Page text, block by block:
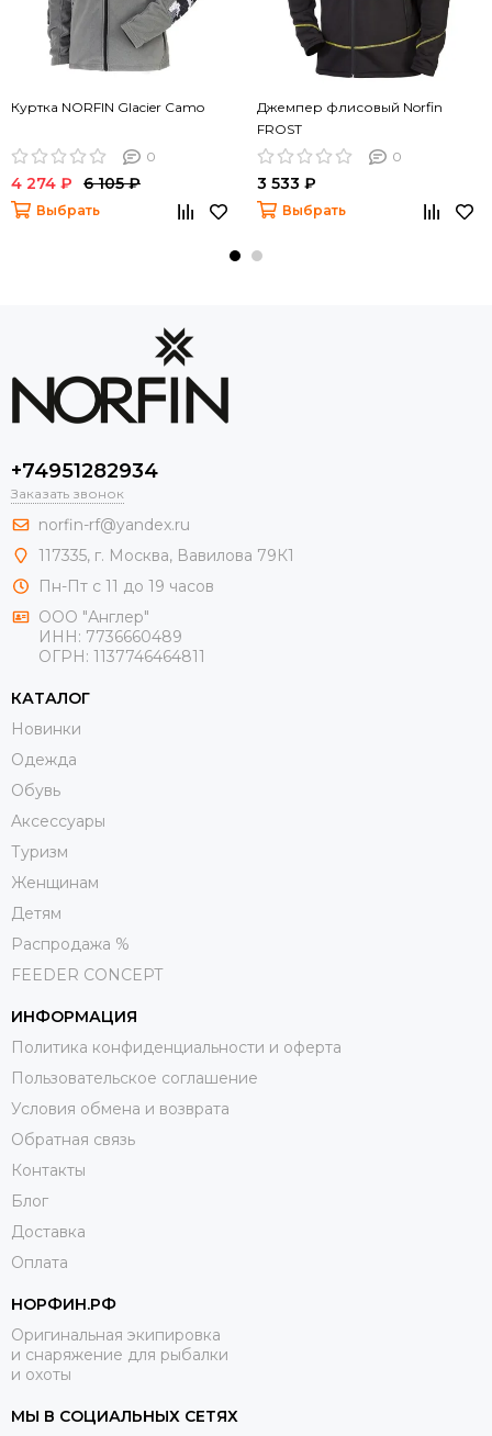
Куртка NORFIN Glacier Camo
0
4 274 ₽ 6 105 ₽
Выбрать
Джемпер флисовый Norfin
FROST
0
3 533 ₽
Выбрать
+74951282934
Заказать звонок
norfin-rf@yandex.ru
117335, г. Москва, Вавилова 79К1
Пн-Пт с 11 до 19 часов
ООО "Англер"
ИНН: 7736660489
ОГРН: 1137746464811
КАТАЛОГ
Новинки
Одежда
Обувь
Aксессуары
Туризм
Женщинам
Детям
Распродажа %
FEEDER CONCEPT
ИНФОРМАЦИЯ
Политика конфиденциальности и оферта
Пользовательское соглашение
Условия обмена и возврата
Обратная связь
Контакты
Блог
Доставка
Оплата
НОРФИН.РФ
Оригинальная экипировка
и снаряжение для рыбалки
и охоты
МЫ В СОЦИАЛЬНЫХ СЕТЯХ